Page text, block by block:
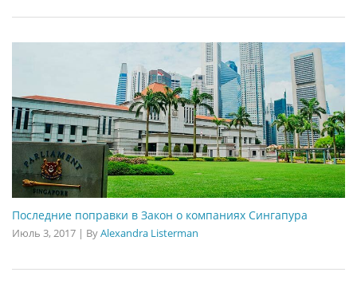
Последние поправки в Закон о компаниях Сингапура
Июль 3, 2017 | ByAlexandra Listerman